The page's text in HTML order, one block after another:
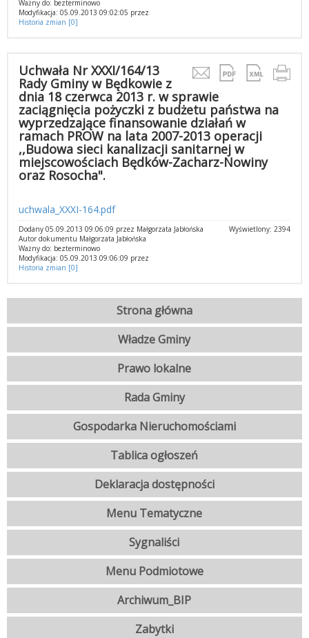
Ważny do: bezterminowo
Modyfikacja: 05.09.2013 09:02:05 przez
Historia zmian [0]
Uchwała Nr XXXI/164/13
Rady Gminy w Będkowie z
dnia 18 czerwca 2013 r. w sprawie
zaciągnięcia pożyczki z budżetu państwa na
wyprzedzające finansowanie działań w
ramach PROW na lata 2007-2013 operacji
,,Budowa sieci kanalizacji sanitarnej w
miejscowościach Będków-Zacharz-Nowiny
oraz Rosocha".
uchwala_XXXI-164.pdf
Wyświetlony: 2394
Dodany 05.09.2013 09:06:09 przez Małgorzata Jabłońska
Autor dokumentu Małgorzata Jabłońska
Ważny do: bezterminowo
Modyfikacja: 05.09.2013 09:06:09 przez
Historia zmian [0]
Strona główna
Władze Gminy
Prawo lokalne
Rada Gminy
Gospodarka Nieruchomościami
Tablica ogłoszeń
Deklaracja dostępności
Menu Tematyczne
Sygnaliści
Menu Podmiotowe
Archiwum_BIP
Zabytki